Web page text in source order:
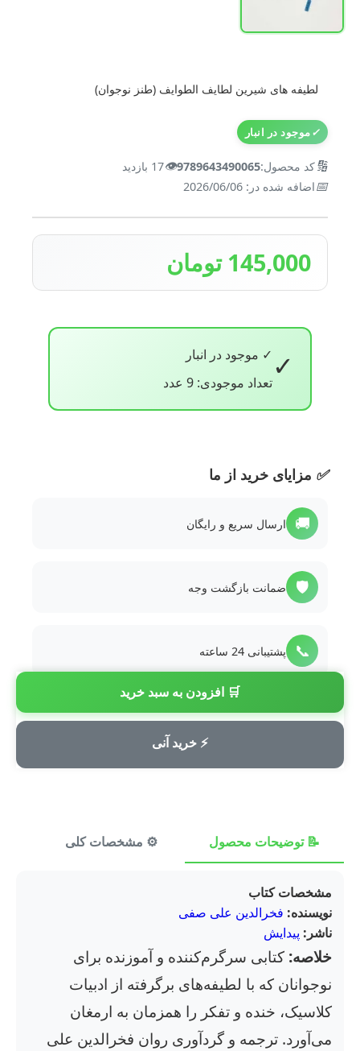
لطیفه های شیرین لطایف الطوایف (طنز نوجوان)
✓موجود در انبار
🔢کد محصول:9789643490065
👁️17 بازدید
📅اضافه شده در: 2026/06/06
145,000 تومان
✓ ✓ موجود در انبار
تعداد موجودی: 9 عدد
🛒 افزودن به سبد خرید
⚡ خرید آنی
✅ مزایای خرید از ما
🚚 ارسال سریع و رایگان
🛡️ ضمانت بازگشت وجه
📞 پشتیبانی 24 ساعته
💳 پرداخت امن
📝 توضیحات محصول ⚙️ مشخصات کلی
مشخصات کتاب
نویسنده: فخرالدین علی صفی
ناشر: پیدایش
خلاصه: کتابی سرگرم‌کننده و آموزنده برای
نوجوانان که با لطیفه‌های برگرفته از ادبیات
کلاسیک، خنده و تفکر را همزمان به ارمغان
می‌آورد. ترجمه و گردآوری روان فخرالدین علی